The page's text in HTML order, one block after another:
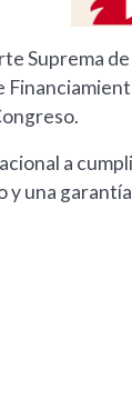
Suprema
a
y una